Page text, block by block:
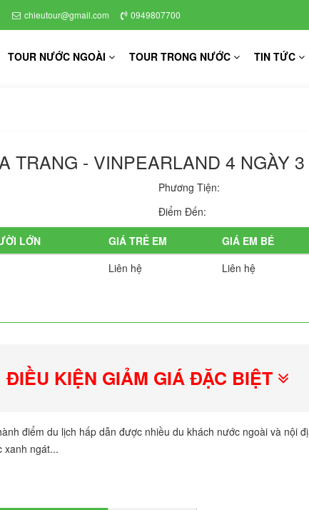
chieutour@gmail.com 0949807700
TOUR NƯỚC NGOÀI TOUR TRONG NƯỚC TIN TỨC
TRANG - VINPEARLAND 4 NGÀY
Phương Tiện:
Điểm Đến:
LỚN GIÁ TRẺ EM GIÁ EM BÉ
Liên hệ Liên hệ
ĐIỀU KIỆN GIẢM GIÁ ĐẶC BIỆT
điểm du lịch hấp dẫn được nhiều du khách nước ngoài và nội
xanh ngát...